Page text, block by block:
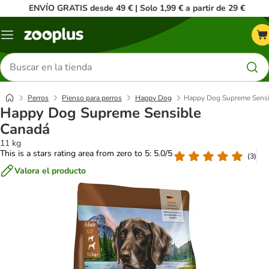
ENVÍO GRATIS desde 49 € | Solo 1,99 € a partir de 29 €
Menú
Buscar
productos
Perros Pienso para perros Happy Dog Happy Dog Supreme
Happy Dog Supreme Sensible
Canadá
11 kg
This is a stars rating area from zero to 5: 5.0/5
(3)
Valora el producto